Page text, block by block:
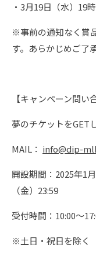
・3月19日（水）
※事前の通知なく賞
す。あらかじめご了
【キャンペーン問い
夢のチケットをGET
MAIL： info@dip-
開設期間：2025年1
（金）23:59
受付時間：10:00～
※土日・祝日を除く